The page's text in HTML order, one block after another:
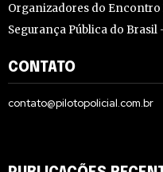
Organizadores do Encontro
Segurança Pública do Brasil
CONTATO
contato@pilotopolicial.com.br